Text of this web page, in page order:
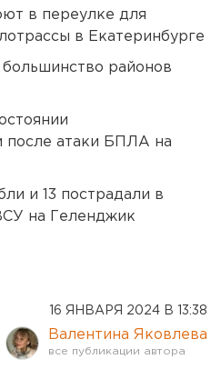
в переулке для
в Екатеринбурге
районов
после атаки БПЛА на
и 13 пострадали в
на Геленджик
16 ЯНВАРЯ 2024 В 13:38
Валентина Яковлева